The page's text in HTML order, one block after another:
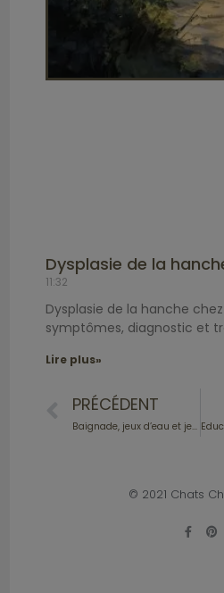
Dysplasie de la
11:32
Dysplasie de la hanche
symptômes, diagnostic et
Lire plus»
PRÉCÉDENT
Baignade, jeux d’eau et jeux de plage : soyez prudents !
© 2021 Chats